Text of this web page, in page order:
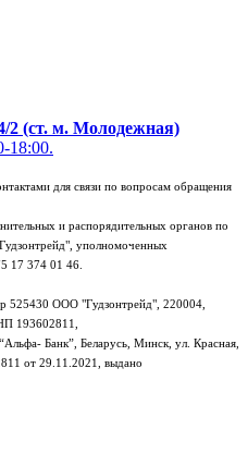
2 (ст. м. Молодежная)
18:00.
для связи по вопросам обращения
и распорядительных органов по
уполномоченных
17 374 01 46.
525430 ООО "Гудзонтрейд", 220004,
193602811,
Банк”, Беларусь, Минск, ул. Красная,
от 29.11.2021, выдано